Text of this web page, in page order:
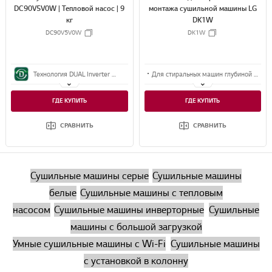
f f f
6
f
6
f f
DC90V5V0W | Тепловой насос | 9
кг
DC90V5V0W
Технология DUAL Inverter Heat Pump™
Класс энергоэффективности А++
Двойной инверторный тепловой насос
ГДЕ КУПИТЬ
СРАВНИТЬ
f f
6
f
6
f
6
f
6
f
монтажа сушильной машины LG
DK1W
DK1W
Для стиральных машин глубиной 55 и 60 см
Совместима со всеми сушильными машинами LG
ГДЕ КУПИТЬ
СРАВНИТЬ
Сушильные машины серые Сушильные машины
белые Сушильные машины с тепловым
насосом Сушильные машины инверторные Сушильные
машины с большой загрузкой
Умные сушильные машины с Wi-Fi Сушильные машины
с установкой в колонну